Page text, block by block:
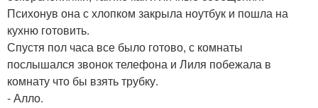
Психонув она с хлопком закрыла ноутбук и пошла на
кухню готовить.
Спустя пол часа все было готово, с комнаты
послышался звонок телефона и Лиля побежала в
комнату что бы взять трубку.
- Алло.